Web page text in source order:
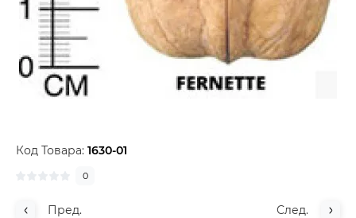
Код Товара: 1630-01
0
Пред. След.